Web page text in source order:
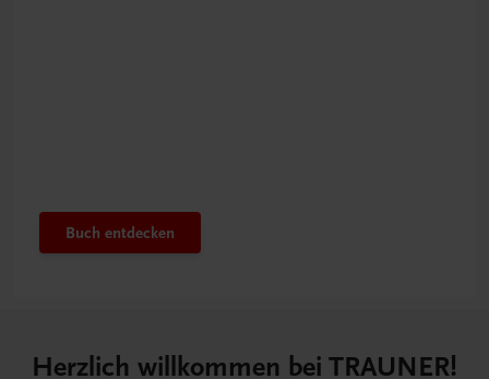
Buch entdecken
Herzlich willkommen bei TRAUNER!